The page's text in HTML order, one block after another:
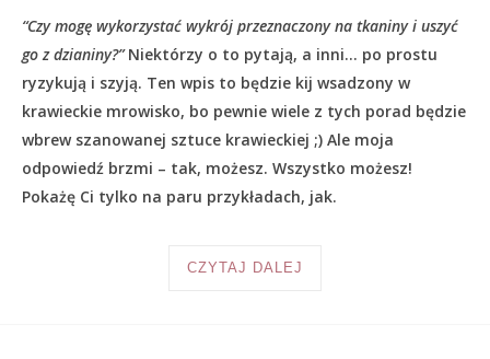
“Czy mogę wykorzystać wykrój przeznaczony na tkaniny i uszyć
go z dzianiny?”Niektórzy o to pytają, a inni… po prostu
ryzykują i szyją. Ten wpis to będzie kij wsadzony w
krawieckie mrowisko, bo pewnie wiele z tych porad będzie
wbrew szanowanej sztuce krawieckiej ;) Ale moja
odpowiedź brzmi – tak, możesz. Wszystko możesz!
Pokażę Ci tylko na paru przykładach, jak.
CZYTAJ DALEJ